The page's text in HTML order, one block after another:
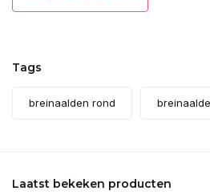
Tags
breinaalden rond
Laatst bekeken producten